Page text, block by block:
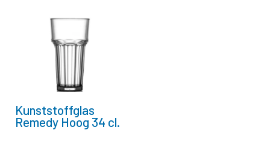
Kunststoffglas
Remedy Hoog 34 cl.